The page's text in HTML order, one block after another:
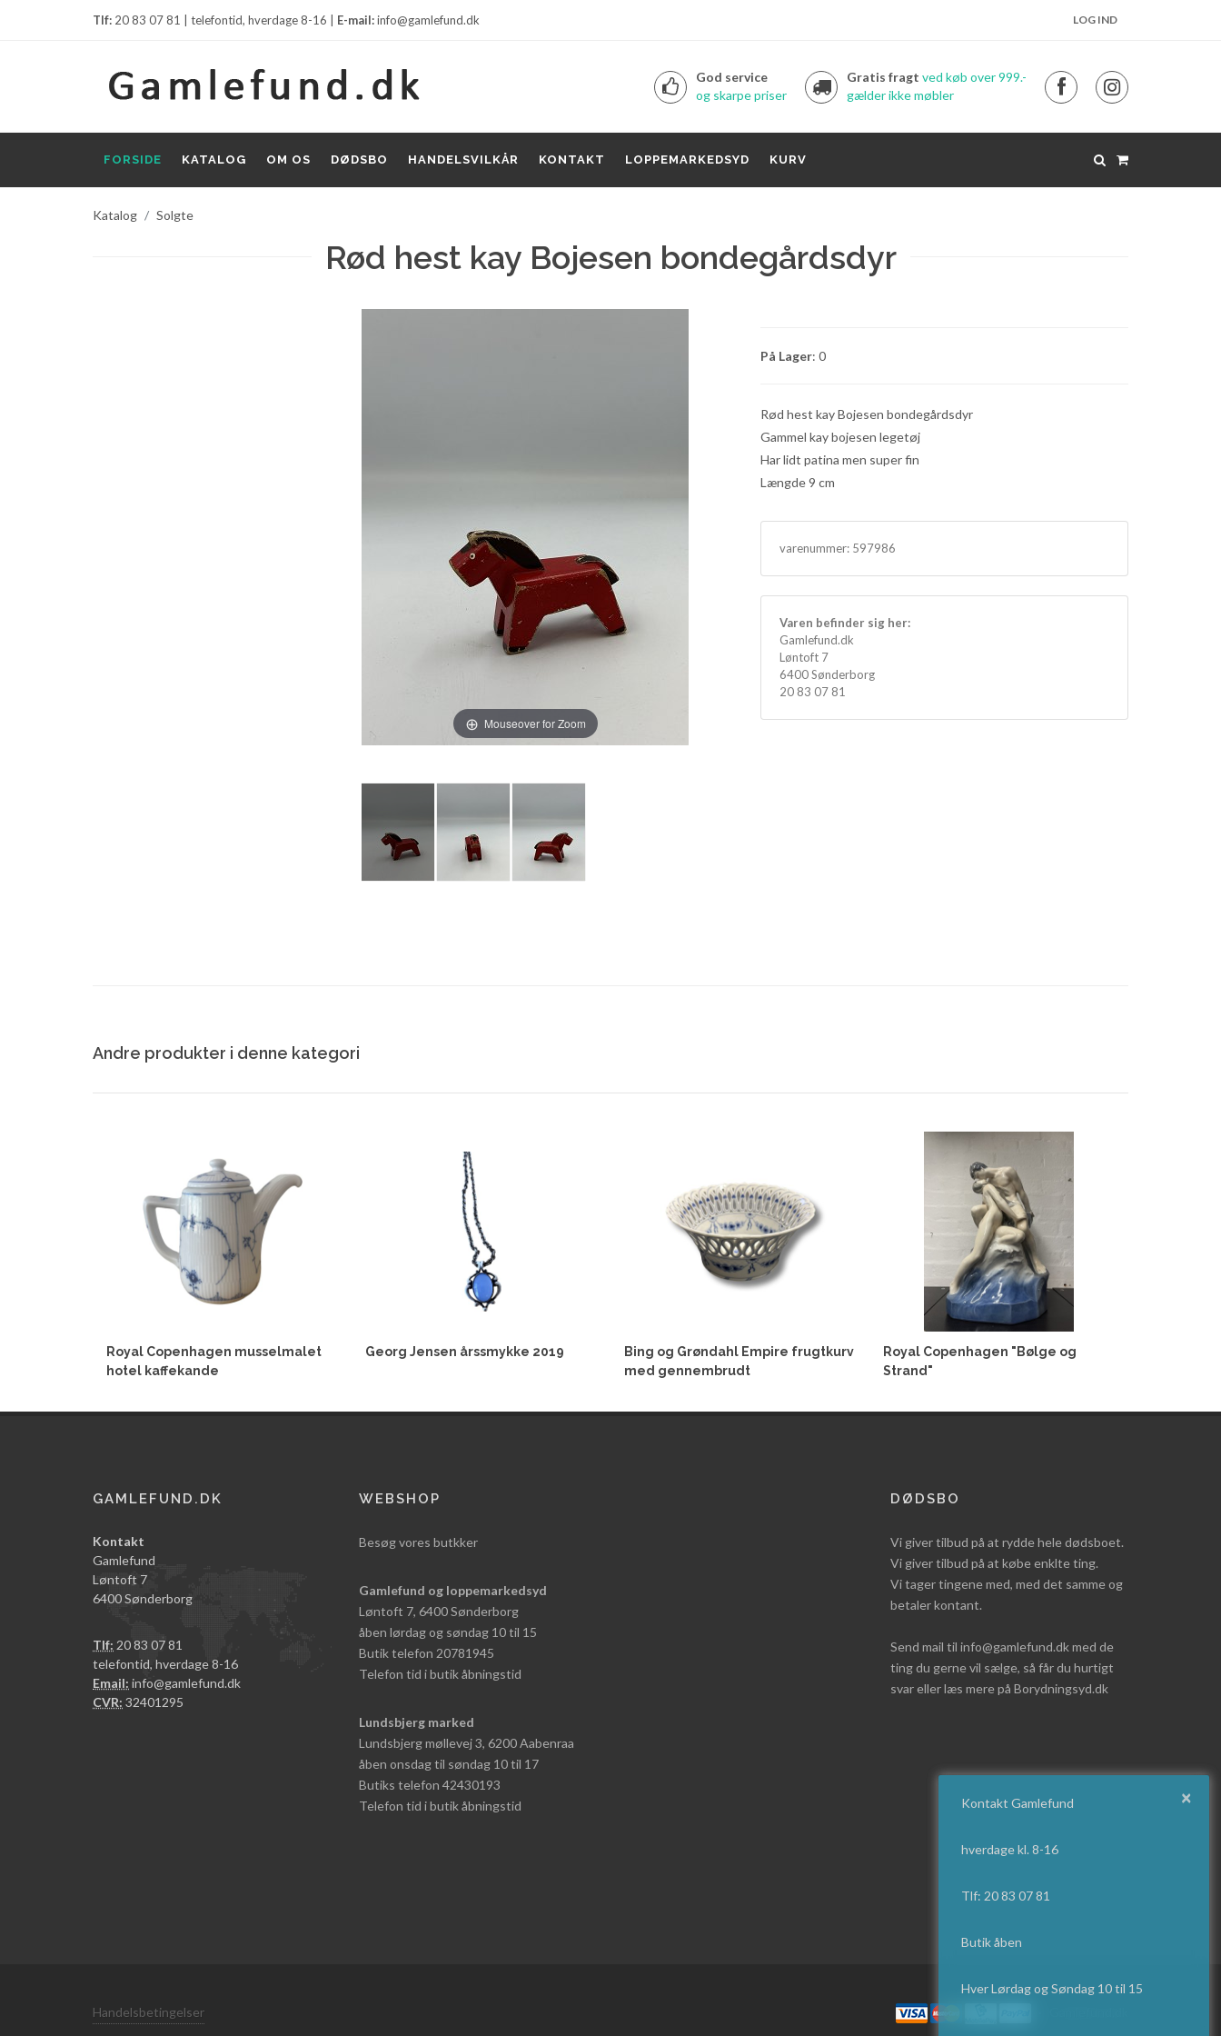
Tlf: 20 83 07 81 | telefontid, hverdage 8-16 | E-mail:info@gamlefund.dk LOG IND
God service
og skarpe priser
Gratis fragt ved køb over 999.-
gælder ikke møbler
FORSIDE KATALOG OM OS DØDSBO HANDELSVILKÅR KONTAKT LOPPEMARKEDSYD KURV
Katalog Solgte
Rød hest kay Bojesen bondegårdsdyr
Mouseover for Zoom
På Lager: 0
Rød hest kay Bojesen bondegårdsdyr
Gammel kay bojesen legetøj
Har lidt patina men super fin
Længde 9 cm
varenummer: 597986
Varen befinder sig her:
Gamlefund.dk
Løntoft 7
6400 Sønderborg
20 83 07 81
Andre produkter i denne kategori
Royal Copenhagen musselmalet
hotel kaffekande
Georg Jensen årssmykke 2019
Bing og Grøndahl Empire frugtkurv
med gennembrudt
Royal Copenhagen "Bølge og
Strand"
GAMLEFUND.DK
Kontakt
Gamlefund
Løntoft 7
6400 Sønderborg
Tlf: 20 83 07 81
telefontid, hverdage 8-16
Email: info@gamlefund.dk
CVR: 32401295
WEBSHOP
Besøg vores butkker
Gamlefund og loppemarkedsyd
Løntoft 7, 6400 Sønderborg
åben lørdag og søndag 10 til 15
Butik telefon 20781945
Telefon tid i butik åbningstid
Lundsbjerg marked
Lundsbjerg møllevej 3, 6200 Aabenraa
åben onsdag til søndag 10 til 17
Butiks telefon 42430193
Telefon tid i butik åbningstid
DØDSBO
Vi giver tilbud på at rydde hele dødsboet.
Vi giver tilbud på at købe enklte ting.
Vi tager tingene med, med det samme og
betaler kontant.
Send mail til info@gamlefund.dk med de
ting du gerne vil sælge, så får du hurtigt
svar eller læs mere på Borydningsyd.dk
Handelsbetingelser
×
Kontakt Gamlefund
hverdage kl. 8-16
Tlf: 20 83 07 81
Butik åben
Hver Lørdag og Søndag 10 til 15